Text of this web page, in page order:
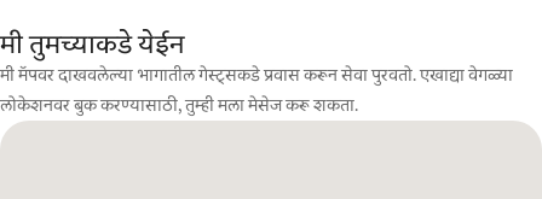
मी तुमच्याकडे येईन
मी मॅपवर दाखवलेल्या भागातील गेस्ट्सकडे प्रवास करून सेवा पुरवतो. एखाद्या वेगळ्या
लोकेशनवर बुक करण्यासाठी, तुम्ही मला मेसेज करू शकता.